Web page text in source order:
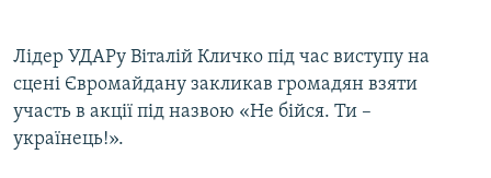
Усі сайти RFE/RL
Лідер УДАРу Віталій Кличко під час виступу на
сцені Євромайдану закликав громадян взяти
участь в акції під назвою «Не бійся. Ти –
українець!».